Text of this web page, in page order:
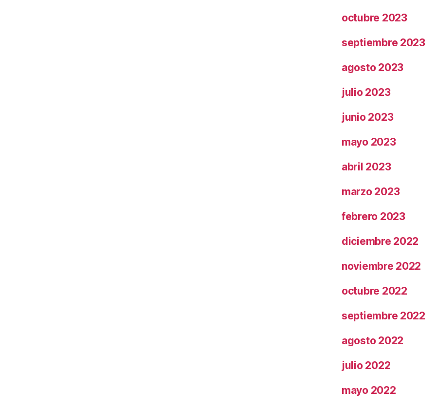
octubre 2023
septiembre 2023
agosto 2023
julio 2023
junio 2023
mayo 2023
abril 2023
marzo 2023
febrero 2023
diciembre 2022
noviembre 2022
octubre 2022
septiembre 2022
agosto 2022
julio 2022
mayo 2022